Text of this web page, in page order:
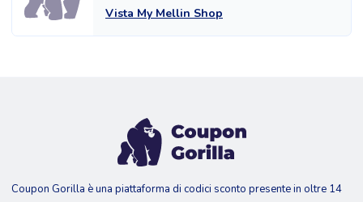
Vista My Mellin Shop
Coupon Gorilla è una piattaforma di codici sconto presente in oltre 14